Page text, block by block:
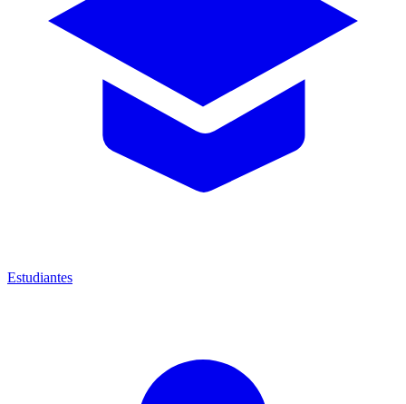
Estudiantes